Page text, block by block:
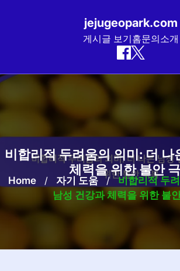
jejugeopark.com
게시글 보기홈문의소개
Skip
비합리적 두려움의 의미: 더 나
체력을 위한 불안
Home / 자기 도움 /
비합리적 두
남성 건강과 체력을 위한 불